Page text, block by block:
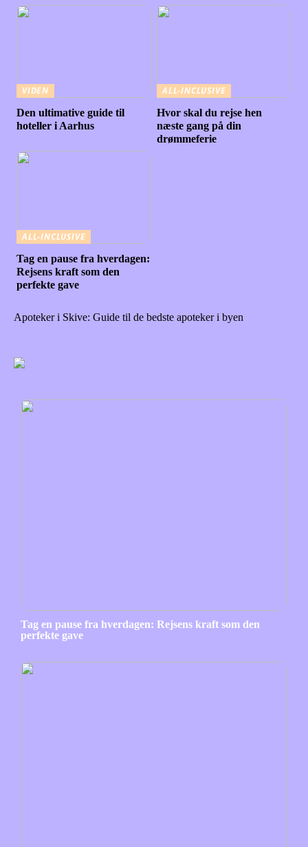
VIDEN
Den ultimative guide til
hoteller i Aarhus
ALL-INCLUSIVE
Hvor skal du rejse hen
næste gang på din
drømmeferie
ALL-INCLUSIVE
Tag en pause fra hverdagen:
Rejsens kraft som den
perfekte gave
Apoteker i Skive: Guide til de bedste apoteker i byen
Tag en pause fra hverdagen: Rejsens kraft som den
perfekte gave